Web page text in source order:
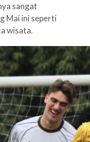
sangat
Mai ini seperti
wisata.